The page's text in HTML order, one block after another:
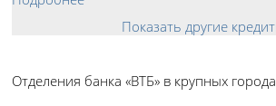
Показать другие
Отделения банка «ВТБ» в крупных